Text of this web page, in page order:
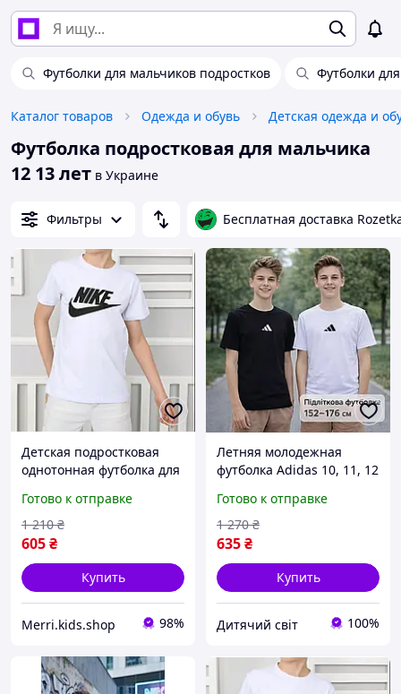
Футболки для мальчиков подростков Футболки
Каталог товаров Одежда и обувь Детская одежда и
Футболка подростковая для мальчика
12 13 лет в Украине
Фильтры Бесплатная доставка
Детская подростковая
однотонная футболка для
стильная одежда для
подростков юниор 9-15
лет
Готово к отправке
605₴
1 210 ₴
Купить
Merri.kids.shop 98%
Летняя молодежная
футболка Adidas 10, 11, 12
подростков, детские
крутые футболки Адидас с
коротким рукавом
Готово к отправке
635₴
1 270 ₴
Купить
Дитячий світ 100%